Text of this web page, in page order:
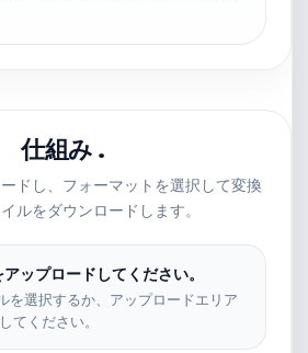
仕組み .
ドし、フォーマットを選択して変換
ルをダウンロードします。
ップロードしてください。
を選択するか、アップロードエリア
てください。